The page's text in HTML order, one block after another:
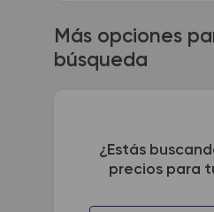
Más opciones
búsqueda
¿Estás
precios para